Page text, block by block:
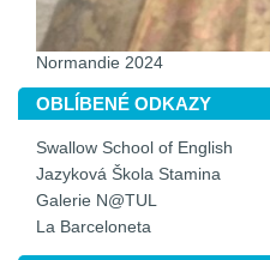
Normandie 2024
OBLÍBENÉ ODKAZY
Swallow School of English
Jazyková Škola Stamina
Galerie N@TUL
La Barceloneta